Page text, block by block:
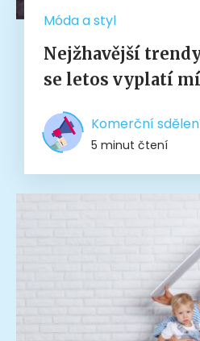
Móda a styl
Nejžhavější
se letos vyplatí
Komerční
5 minut čtení